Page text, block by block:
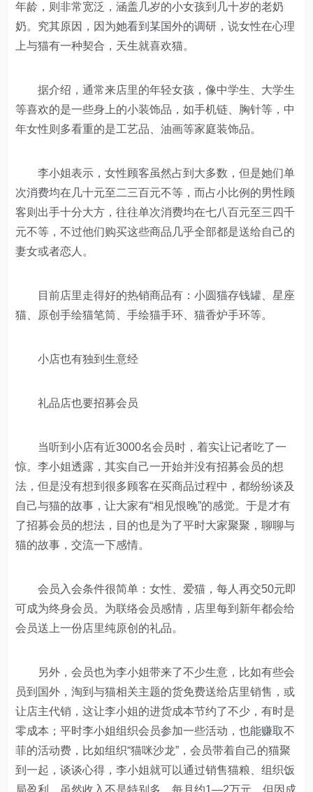
年龄，则非常宽泛，涵盖几岁的小女孩到几十岁的老奶
奶。究其原因，因为她看到某国外的调研，说女性在心理
上与猫有一种契合，天生就喜欢猫。
据介绍，通常来店里的年轻女孩，像中学生、大学生
等喜欢的是一些身上的小装饰品，如手机链、胸针等，中
年女性则多看重的是工艺品、油画等家庭装饰品。
李小姐表示，女性顾客虽然占到大多数，但是她们单
次消费均在几十元至二三百元不等，而占小比例的男性顾
客则出手十分大方，往往单次消费均在七八百元至三四千
元不等，不过他们购买这些商品几乎全部都是送给自己的
妻女或者恋人。
目前店里走得好的热销商品有：小圆猫存钱罐、星座
猫、原创手绘猫笔筒、手绘猫手环、猫香炉手环等。
小店也有独到生意经
礼品店也要招募会员
当听到小店有近3000名会员时，着实让记者吃了一
惊。李小姐透露，其实自己一开始并没有招募会员的想
法，但是没有想到很多顾客在买商品过程中，都纷纷谈及
自己与猫的故事，让大家有“相见恨晚”的感觉。于是才有
了招募会员的想法，目的也是为了平时大家聚聚，聊聊与
猫的故事，交流一下感情。
会员入会条件很简单：女性、爱猫，每人再交50元即
可成为终身会员。为联络会员感情，店里每到新年都会给
会员送上一份店里纯原创的礼品。
另外，会员也为李小姐带来了不少生意，比如有些会
员到国外，淘到与猫相关主题的货免费送给店里销售，或
让店主代销，这让李小姐的进货成本节约了不少，有时是
零成本；平时李小姐组织会员参加一些活动，也能赚取不
菲的活动费，比如组织“猫咪沙龙”，会员带着自己的猫聚
到一起，谈谈心得，李小姐就可以通过销售猫粮、组织饭
局盈利。虽然收入不是特别多，每月约1—2万元，但因成